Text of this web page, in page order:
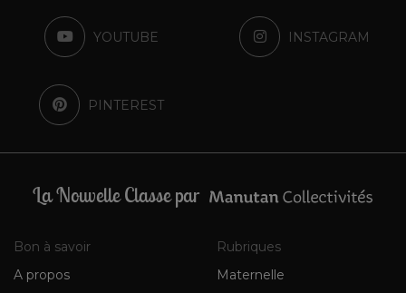
YOUTUBE INSTAGRAM
PINTEREST
La Nouvelle Classe par
Bon à savoir
A propos
Rubriques
Maternelle